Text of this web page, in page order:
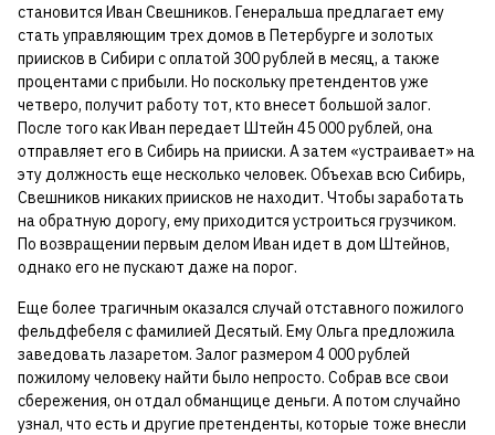
становится Иван Свешников. Генеральша предлагает ему
стать управляющим трех домов в Петербурге и золотых
приисков в Сибири с оплатой 300 рублей в месяц, а также
процентами с прибыли. Но поскольку претендентов уже
четверо, получит работу тот, кто внесет большой залог.
После того как Иван передает Штейн 45 000 рублей, она
отправляет его в Сибирь на прииски. А затем «устраивает» на
эту должность еще несколько человек. Объехав всю Сибирь,
Свешников никаких приисков не находит. Чтобы заработать
на обратную дорогу, ему приходится устроиться грузчиком.
По возвращении первым делом Иван идет в дом Штейнов,
однако его не пускают даже на порог.
Еще более трагичным оказался случай отставного пожилого
фельдфебеля с фамилией Десятый. Ему Ольга предложила
заведовать лазаретом. Залог размером 4 000 рублей
пожилому человеку найти было непросто. Собрав все свои
сбережения, он отдал обманщице деньги. А потом случайно
узнал, что есть и другие претенденты, которые тоже внесли